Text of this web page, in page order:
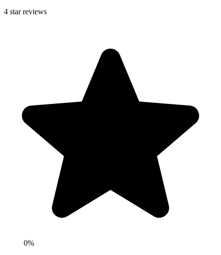
4 star reviews
0%